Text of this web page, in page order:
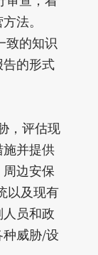
法。
致的知识
的形式
，评估现
并提供
边安保
以及现有
员和政
威胁/设